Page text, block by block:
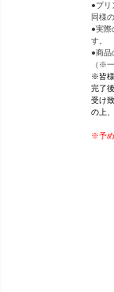
●プリ
同様
●実際
す。
●商品
（※
※皆様
完了
受け
の上
※予め